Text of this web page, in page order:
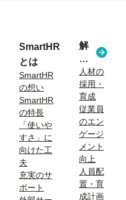
SmartHR
とは
SmartHR
の想い
SmartHR
の特長
「使いや
すさ」に
向けた工
夫
充実のサ
ポート
解
決
す
る
課
題
人材の
採用・
育成
従業員
のエン
ゲージ
メント
向上
人員配
置・育
成計画